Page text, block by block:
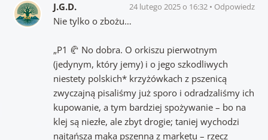
J.G.D. 24 lutego 2025 o 16:32 Odpowiedz
Nie tylko o zbożu…
„P1 🥐 No dobra. O orkiszu pierwotnym
(jedynym, który jemy) i o jego szkodliwych
niestety polskich* krzyżówkach z pszenicą
zwyczajną pisaliśmy już sporo i odradzaliśmy ich
kupowanie, a tym bardziej spożywanie – bo na
klej są niezłe, ale zbyt drogie; taniej wychodzi
najtańsza mąka pszenna z marketu – rzecz